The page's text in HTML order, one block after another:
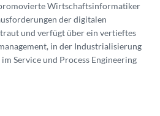
Wirtschaftsinformatiker
der digitalen
und verfügt über ein vertieftes
in der Industrialisierung
Service und Process Engineering